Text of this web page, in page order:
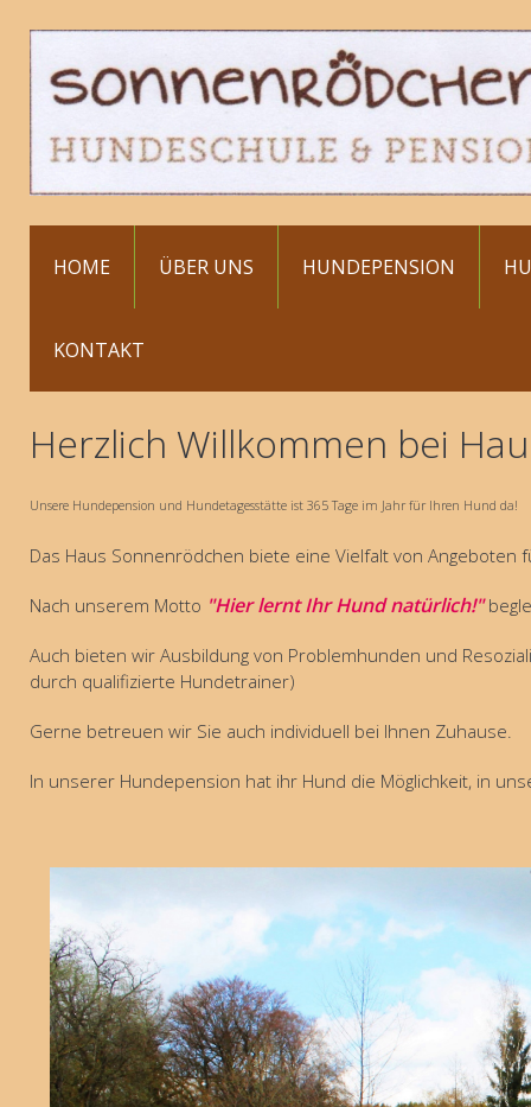
HOME ÜBER UNS HUNDEPENSION
KONTAKT
Herzlich Willkommen bei
Unsere Hundepension und Hundetagesstätte ist 365 Tage im Jahr für Ihren Hund da!
Das Haus Sonnenrödchen biete eine Vielfalt von Angeboten
Nach unserem Motto "Hier lernt Ihr Hund natürlich!"
Auch bieten wir Ausbildung von Problemhunden und
durch qualifizierte Hundetrainer)
Gerne betreuen wir Sie auch individuell bei Ihnen Zuhause.
In unserer Hundepension hat ihr Hund die Möglichkeit, in